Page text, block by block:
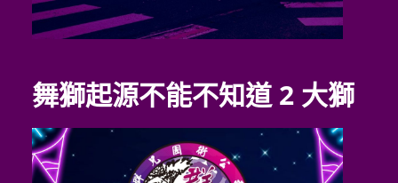
舞獅起源不能不知道 2 大獅